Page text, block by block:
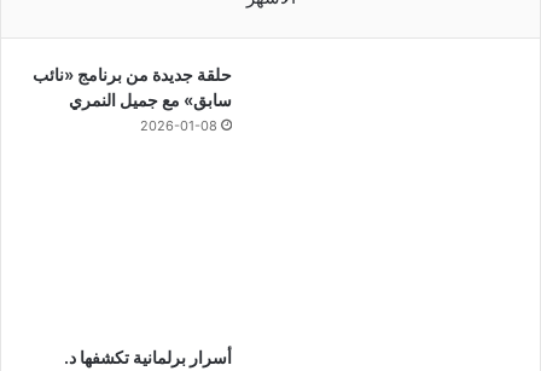
حلقة جديدة من برنامج «نائب
سابق» مع جميل النمري
2026-01-08
أسرار برلمانية تكشفها د.